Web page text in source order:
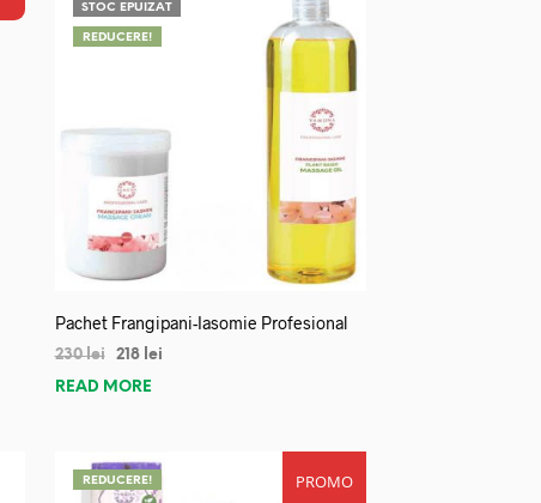
STOC EPUIZAT
REDUCERE!
Pachet Frangipani-Iasomie Profesional
230lei 218 lei
READ MORE
PROMO
REDUCERE!